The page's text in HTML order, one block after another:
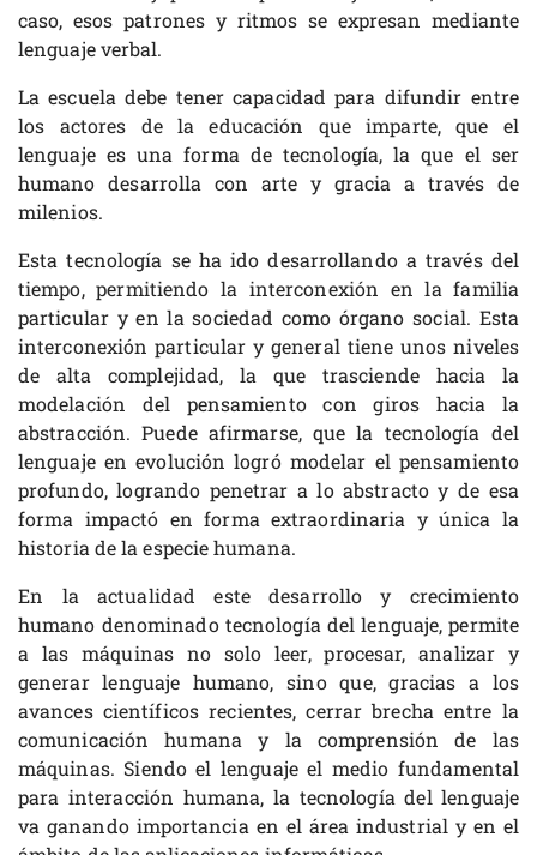
caso, esos patrones y ritmos se expresan mediante
lenguaje verbal.
La escuela debe tener capacidad para difundir entre
los actores de la educación que imparte, que el
lenguaje es una forma de tecnología, la que el ser
humano desarrolla con arte y gracia a través de
milenios.
Esta tecnología se ha ido desarrollando a través del
tiempo, permitiendo la interconexión en la familia
particular y en la sociedad como órgano social. Esta
interconexión particular y general tiene unos niveles
de alta complejidad, la que trasciende hacia la
modelación del pensamiento con giros hacia la
abstracción. Puede afirmarse, que la tecnología del
lenguaje en evolución logró modelar el pensamiento
profundo, logrando penetrar a lo abstracto y de esa
forma impactó en forma extraordinaria y única la
historia de la especie humana.
En la actualidad este desarrollo y crecimiento
humano denominado tecnología del lenguaje, permite
a las máquinas no solo leer, procesar, analizar y
generar lenguaje humano, sino que, gracias a los
avances científicos recientes, cerrar brecha entre la
comunicación humana y la comprensión de las
máquinas. Siendo el lenguaje el medio fundamental
para interacción humana, la tecnología del lenguaje
va ganando importancia en el área industrial y en el